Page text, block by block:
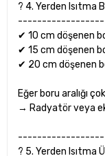
? 4. Yerden Isıtma
✔ 10 cm döşenen
✔ 15 cm döşenen
✔ 20 cm döşenen
Eğer boru aralığı
→ Radyatör veya
? 5. Yerden Isıtma